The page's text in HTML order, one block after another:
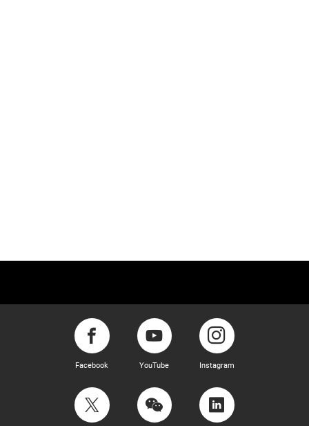
Facebook YouTube Instagram